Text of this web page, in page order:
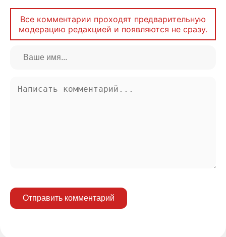
Все комментарии проходят предварительную
модерацию редакцией и появляются не сразу.
Отправить комментарий